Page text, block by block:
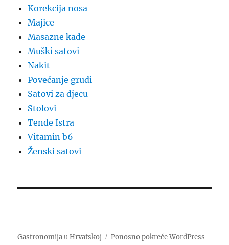
Korekcija nosa
Majice
Masazne kade
Muški satovi
Nakit
Povećanje grudi
Satovi za djecu
Stolovi
Tende Istra
Vitamin b6
Ženski satovi
Gastronomija u Hrvatskoj Ponosno pokreće WordPress